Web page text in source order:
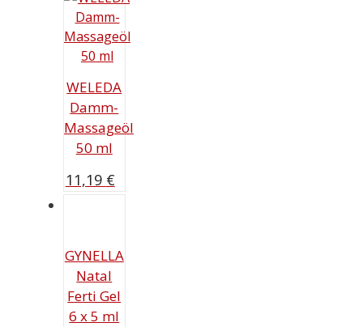
WELEDA
Damm-
Massageöl
50 ml
11,19 €
GYNELLA
Natal
Ferti Gel
6 x 5 ml